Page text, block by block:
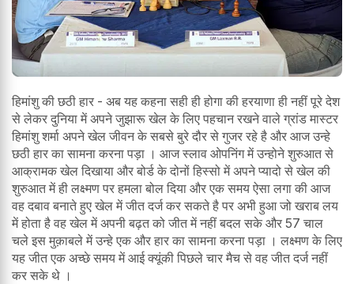
हिमांशु की छठी हार - अब यह कहना सही ही होगा की हरयाणा ही नहीं पूरे देश
से लेकर दुनिया में अपने जुझारू खेल के लिए पहचान रखने वाले ग्रांड मास्टर
हिमांशु शर्मा अपने खेल जीवन के सबसे बुरे दौर से गुजर रहे है और आज उन्हे
छठी हार का सामना करना पड़ा । आज स्लाव ओपनिंग में उन्होने शुरुआत से
आक्रामक खेल दिखाया और बोर्ड के दोनों हिस्सो में अपने प्यादो से खेल की
शुरुआत में ही लक्ष्मण पर हमला बोल दिया और एक समय ऐसा लगा की आज
वह दबाव बनाते हुए खेल में जीत दर्ज कर सकते है पर अभी हुआ जो खराब लय
में होता है वह खेल में अपनी बढ़त को जीत में नहीं बदल सके और 57 चाल
चले इस मुक़ाबले में उन्हे एक और हार का सामना करना पड़ा । लक्ष्मण के लिए
यह जीत एक अच्छे समय में आई क्यूंकी पिछले चार मैच से वह जीत दर्ज नहीं
कर सके थे ।